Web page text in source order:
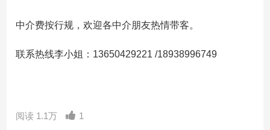
中介费按行规，欢迎各中介朋友热情带客。
联系热线李小姐：13650429221 /18938996749
阅读 1.1万 1